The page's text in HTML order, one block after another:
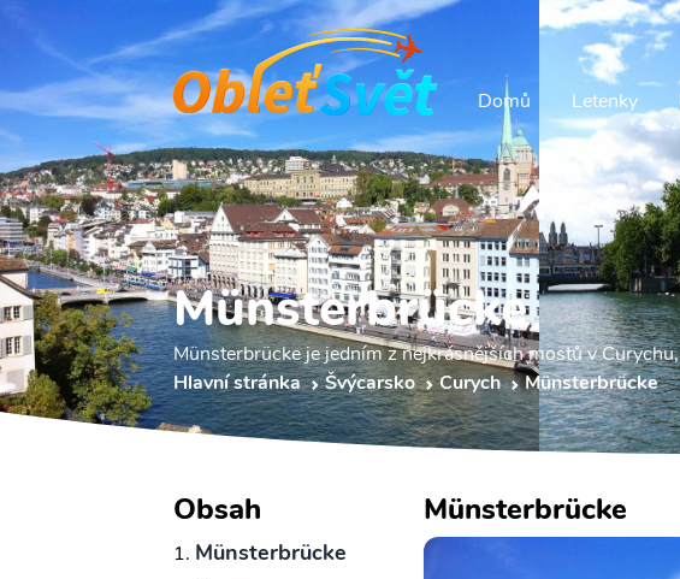
Domů Letenky
Münsterbrücke
Münsterbrücke je jedním z nejkrásnějších mostů v
Hlavní stránka
Švýcarsko Curych Münsterbrücke
Obsah
Münsterbrücke
Münsterbrücke